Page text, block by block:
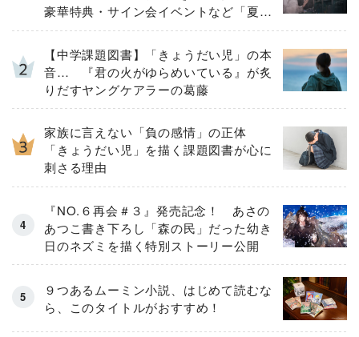
豪華特典・サイン会イベントなど「夏の
３大ニュース」を一挙解禁！
【中学課題図書】「きょうだい児」の本
音… 『君の火がゆらめいている』が炙
りだすヤングケアラーの葛藤
家族に言えない「負の感情」の正体
「きょうだい児」を描く課題図書が心に
刺さる理由
『NO.６再会＃３』発売記念！ あさの
あつこ書き下ろし「森の民」だった幼き
日のネズミを描く特別ストーリー公開
９つあるムーミン小説、はじめて読むな
ら、このタイトルがおすすめ！